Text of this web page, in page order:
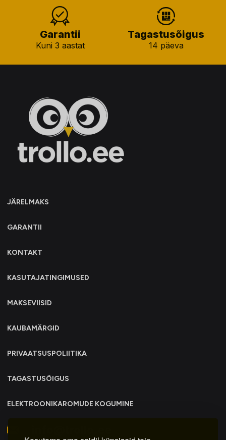
Garantii
Kuni 3 aastat
Tagastusõigus
14 päeva
JÄRELMAKS
GARANTII
KONTAKT
KASUTAJATINGIMUSED
MAKSEVIISID
KAUBAMÄRGID
PRIVAATSUSPOLIITIKA
TAGASTUSÕIGUS
ELEKTROONIKAROMUDE KOGUMINE